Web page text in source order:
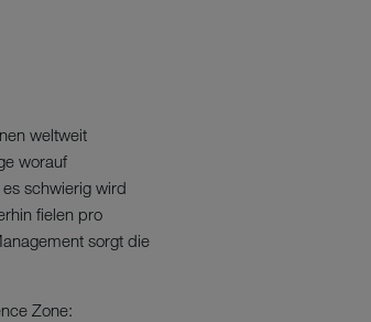
weltweit
worauf
schwierig wird
fielen pro
sorgt die
Zone: